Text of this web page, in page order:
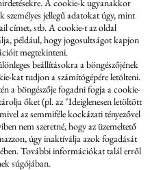
A cookie-k ugyanakkor
személyes jellegű adatokat úgy, mint
címet, stb. A cookie-t az oldal
például, hogy jogosultságot kapjon
megtekinteni.
beállításokra a böngészőjének
kat tudjon a számítógépére letölteni.
a böngészője fogadni fogja a cookie-
őket (pl. az "Ideiglenesen letöltött
az semmiféle kockázati tényezővel
nem szeretné, hogy az üzemeltető
úgy inaktíválja azok fogadását
További információkat talál erről
súgójában.